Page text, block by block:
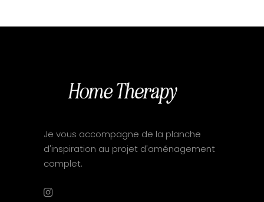
Je vous accompagne de la planche
d'inspiration au projet d'aménagement
complet.